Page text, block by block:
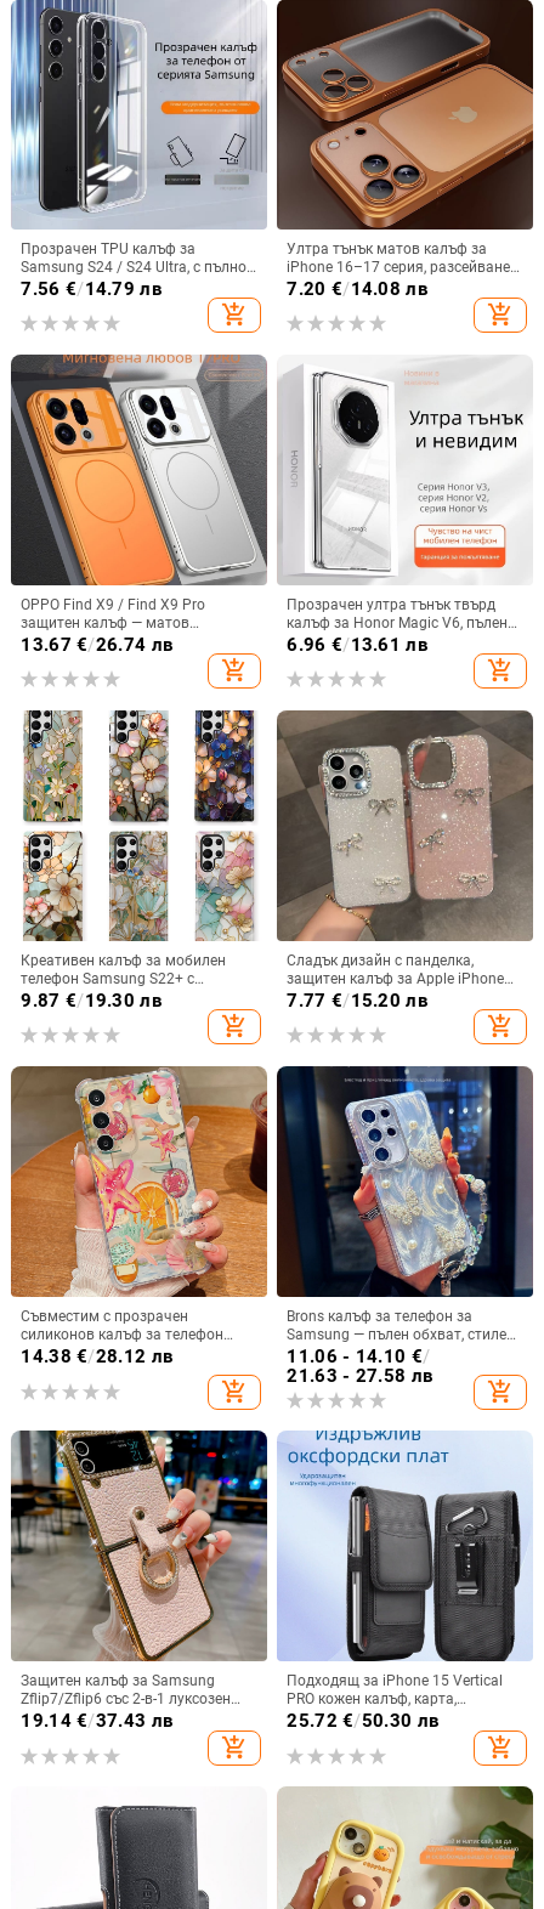
Прозрачен TPU калъф за
Samsung S24 / S24 Ultra, с пълно
покритие и защита на камерата
7.56 €/14.79 лв
add_shopping_cart
Ултра тънък матов калъф за
iPhone 16–17 серия, разсейване
на топлината, пълно покритие,
удароустойчив и устойчив на
отпечатъци
7.20 €/14.08 лв
add_shopping_cart
OPPO Find X9 / Find X9 Pro
защитен калъф — матов
пластмасов, минималистичен
стил, против изпускане, магнитно
зареждане, възможност за
13.67 €/26.74 лв
add_shopping_cart
Прозрачен ултра тънък твърд
калъф за Honor Magic V6, пълен
обхват, защита от падане, за
сгъваем дисплей, с огледална
повърхност
6.96 €/13.61 лв
add_shopping_cart
Креативен калъф за мобилен
телефон Samsung S22+ с
остъклено цвете, защита от
падане, Ultra Film Case за Apple
13
9.87 €/19.30 лв
add_shopping_cart
Сладък дизайн с панделка,
защитен калъф за Apple iPhone
11–15 Pro Max, пълен обхват
7.77 €/15.20 лв
add_shopping_cart
Съвместим с прозрачен
силиконов калъф за телефон
Samsung S25 Ultra,
персонализиран рисуван дизайн
за S24 FE и защитен калъф A55
14.38 €/28.12 лв
add_shopping_cart
Brons калъф за телефон за
Samsung — пълен обхват, стилен
и креативен дизайн, TPU
материал, удароустойчив
11.06 - 14.10 €/
21.63 - 27.58 лв
add_shopping_cart
Защитен калъф за Samsung
Zflip7/Zflip6 със 2-в-1 луксозен
дизайн, изкуствена кожа и
19.14€/37.43 лв
add_shopping_cart
Подходящ за iPhone 15 Vertical
PRO кожен калъф, карта,
оксфордски плат, найлонов плат,
мобилен телефон
25.72 €/50.30 лв
add_shopping_cart